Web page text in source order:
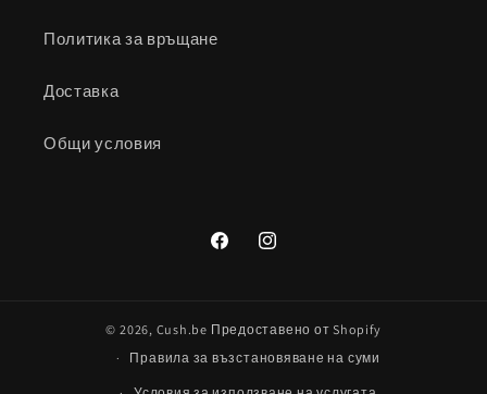
Политика за връщане
Доставка
Общи условия
FacebookInstagram
© 2026, Cush.be Предоставено от Shopify
Правила за възстановяване на суми